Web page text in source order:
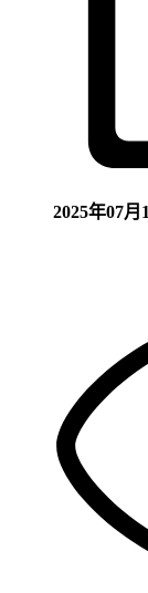
2025年07月